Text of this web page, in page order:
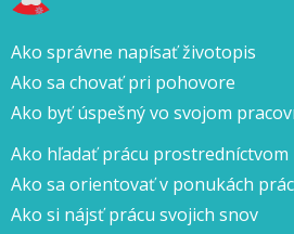
Ako správne napísať životopis
Ako sa chovať pri pohovore
Ako byť úspešný vo svojom
Ako hľadať prácu
Ako sa orientovať v ponukách
Ako si nájsť prácu svojich snov